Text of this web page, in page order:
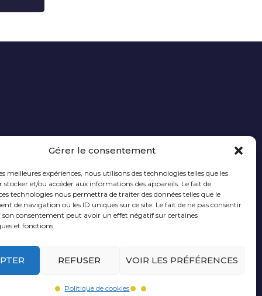
Gérer le consentement
meilleures expériences, nous utilisons des technologies telles que les
stocker et/ou accéder aux informations des appareils. Le fait de
technologies nous permettra de traiter des données telles que le
de navigation ou les ID uniques sur ce site. Le fait de ne pas consentir
son consentement peut avoir un effet négatif sur certaines
et fonctions.
REFUSER VOIR LES PRÉFÉRENCES
Politique de cookies
Qualité
du lieu